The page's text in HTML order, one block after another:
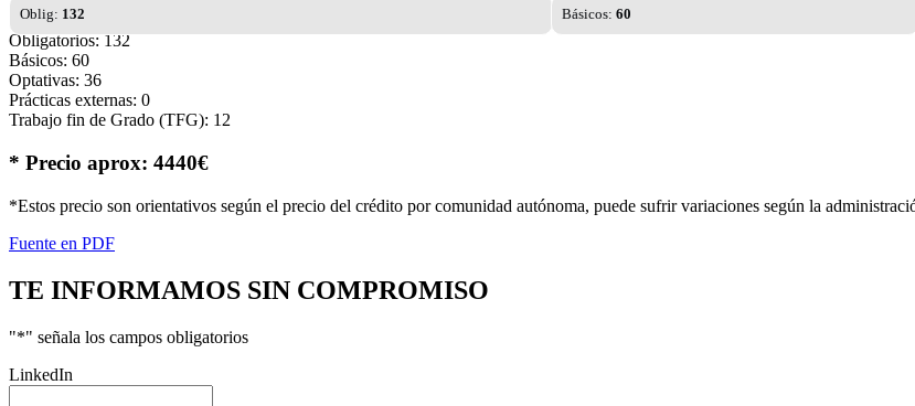
Oblig: 132 Básicos:60
Obligatorios: 132
Básicos: 60
Optativas: 36
Prácticas externas: 0
Trabajo fin de Grado (TFG): 12
* Precio aprox: 4440€
*Estos precio son orientativos según el precio del crédito por comunidad autónoma, puede sufrir variaciones según la
Fuente en PDF
TE INFORMAMOS SIN COMPROMISO
"*" señala los campos obligatorios
LinkedIn